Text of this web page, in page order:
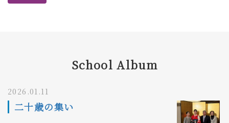
School Album
2026.01.11
二十歳の集い